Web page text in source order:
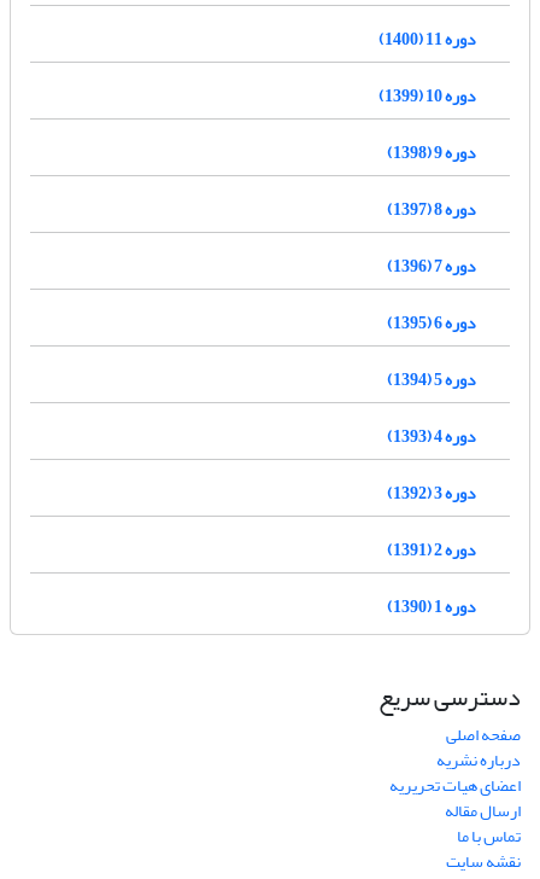
دوره 11 (1400)
دوره 10 (1399)
دوره 9 (1398)
دوره 8 (1397)
دوره 7 (1396)
دوره 6 (1395)
دوره 5 (1394)
دوره 4 (1393)
دوره 3 (1392)
دوره 2 (1391)
دوره 1 (1390)
دسترسی سریع
صفحه اصلی
درباره نشریه
اعضای هیات تحریریه
ارسال مقاله
تماس با ما
نقشه سایت